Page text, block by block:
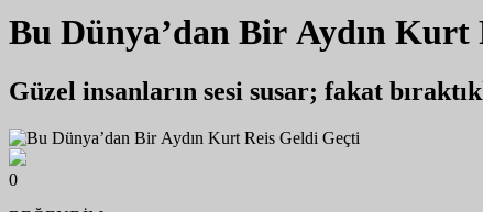
Bu Dünya’dan Bir Aydın Kurt
Güzel insanların sesi susar; fakat
0